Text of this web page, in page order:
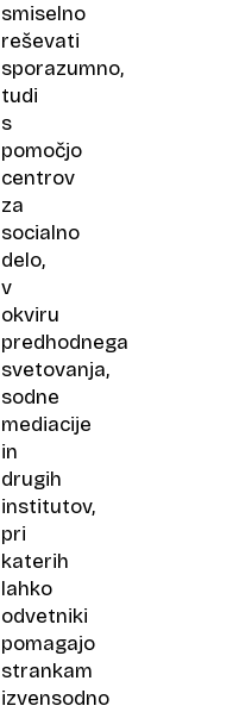
smiselno
reševati
sporazumno,
tudi
s
pomočjo
centrov
za
socialno
delo,
v
okviru
predhodnega
svetovanja,
sodne
mediacije
in
drugih
institutov,
pri
katerih
lahko
odvetniki
pomagajo
strankam
izvensodno